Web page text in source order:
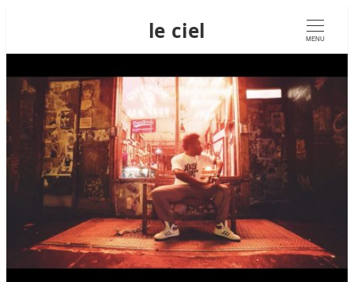
le ciel MENU